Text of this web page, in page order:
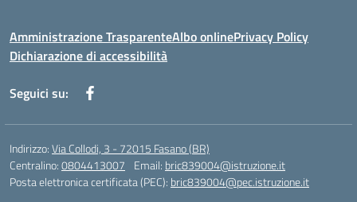
Amministrazione TrasparenteAlbo onlinePrivacy Policy
Dichiarazione di accessibilità
Seguici su:
Indirizzo:Via Collodi, 3 - 72015 Fasano (BR)
Centralino:0804413007 Email: bric839004@istruzione.it
Posta elettronica certificata (PEC): bric839004@pec.istruzione.it